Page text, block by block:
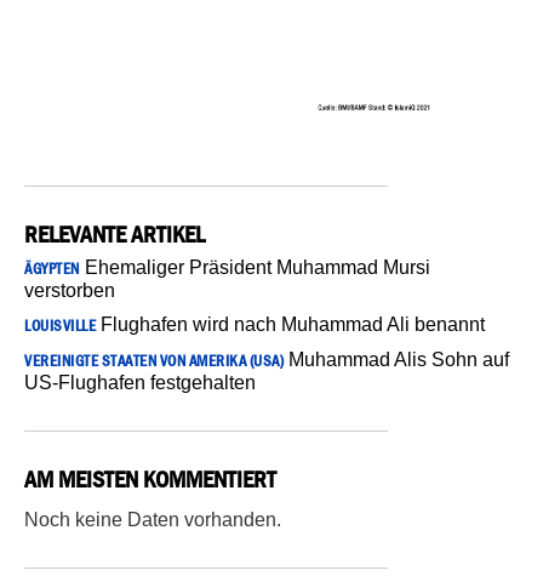
RELEVANTE ARTIKEL
ÄGYPTEN Ehemaliger Präsident Muhammad Mursi
verstorben
LOUISVILLEFlughafen wird nach Muhammad Ali benannt
VEREINIGTE STAATEN VON AMERIKA (USA)Muhammad Alis Sohn auf
US-Flughafen festgehalten
AM MEISTEN KOMMENTIERT
Noch keine Daten vorhanden.